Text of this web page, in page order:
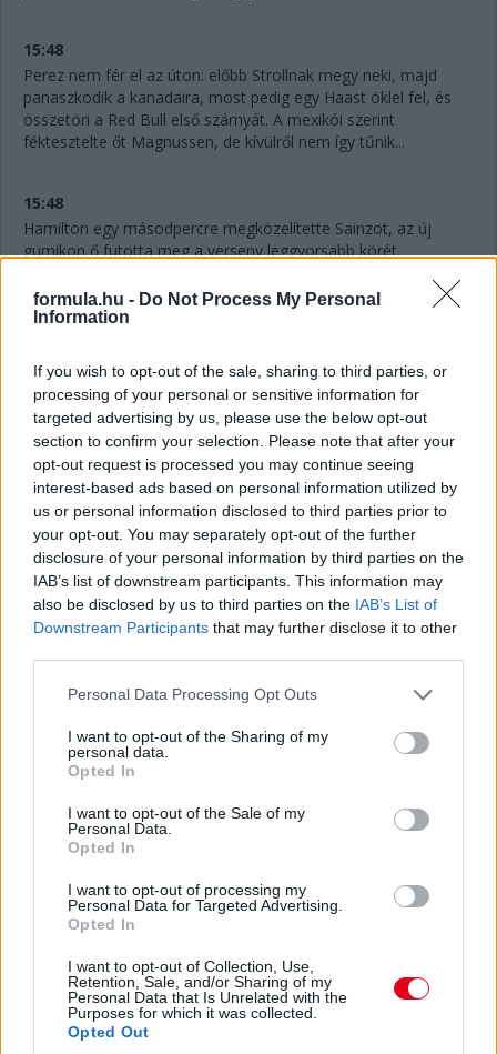
formula.hu - Do Not Process My Personal
Information
If you wish to opt-out of the sale, sharing to third parties, or
processing of your personal or sensitive information for
targeted advertising by us, please use the below opt-out
section to confirm your selection. Please note that after your
opt-out request is processed you may continue seeing
interest-based ads based on personal information utilized by
us or personal information disclosed to third parties prior to
your opt-out. You may separately opt-out of the further
disclosure of your personal information by third parties on the
IAB’s list of downstream participants. This information may
also be disclosed by us to third parties on the IAB’s List of
Downstream Participants that may further disclose it to other
Please note that this website/app uses one or more Google
not limited to your visit or usage behaviour. You may click to
grant or deny consent to Google and its third-party tags to
use your data for below specified purposes in below Google
consent section.
Personal Data Processing Opt Outs
I want to opt-out of the Sharing of my
personal data.
Opted In
I want to opt-out of the Sale of my
Personal Data.
Opted In
I want to opt-out of processing my
Personal Data for Targeted Advertising.
Opted In
I want to opt-out of Collection, Use,
Retention, Sale, and/or Sharing of my
Personal Data that Is Unrelated with the
Purposes for which it was collected.
Opted Out
15:48
Perez nem fér el az úton: előbb Strollnak megy neki, majd
panaszkodik a kanadaira, most pedig egy Haast öklel fel, és
összetöri a Red Bull első szárnyát. A mexikói szerint
féktesztelte őt Magnussen, de kívülről nem így tűnik...
15:48
Hamilton egy másodpercre megközelítette Sainzot, az új
gumikon ő futotta meg a verseny leggyorsabb körét.
15:47
célegyenesben, és megőrizte a pozícióját.
15:46
Ocon is jön a bokszba, de hibázik az Alpine, lassú a csere, 4,2
másodpercig tart - Russell és Hamilton közé, a hetedik helyre
jön vissza. Itt az esély Sainz és a Ferrari előtt!
15:45
Hamilton nyitja meg a bokszkiállások során: most ő a
nyolcadik, 14-15 másodpercre van az előtte haladó Russelltől,
Verstappen pillanatokon belül lekörözi Perezt.
Verstappen a bal elsőre panaszkodik, Sainzot majdnem kihívta
Zajlik a sakkjátszma a pályapozíciókért.
Van esély valami kis esőcsepegésre, de semmi komolyra - 27
körön vagyunk túl a 78-ból.